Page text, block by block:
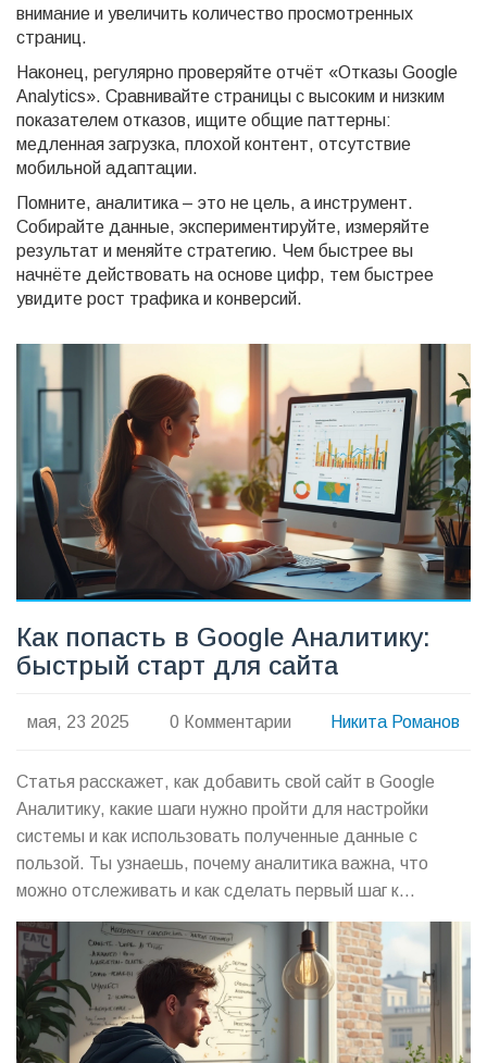
внимание и увеличить количество просмотренных
страниц.
Наконец, регулярно проверяйте отчёт «Отказы Google
Analytics». Сравнивайте страницы с высоким и низким
показателем отказов, ищите общие паттерны:
медленная загрузка, плохой контент, отсутствие
мобильной адаптации.
Помните, аналитика – это не цель, а инструмент.
Собирайте данные, экспериментируйте, измеряйте
результат и меняйте стратегию. Чем быстрее вы
начнёте действовать на основе цифр, тем быстрее
увидите рост трафика и конверсий.
Как попасть в Google Аналитику:
быстрый старт для сайта
мая, 23 2025 0 Комментарии Никита Романов
Статья расскажет, как добавить свой сайт в Google
Аналитику, какие шаги нужно пройти для настройки
системы и как использовать полученные данные с
пользой. Ты узнаешь, почему аналитика важна, что
можно отслеживать и как сделать первый шаг к
пониманию поведения аудитории. Приведу пошаговую
инструкцию, разберём возможные ошибки и полезные
советы, чтобы не запутаться. А ещё расскажу, на что
стоит обратить внимание при работе со статистикой
впервые. После прочтения у тебя уже не останется
вопросов, с чего вообще начать.